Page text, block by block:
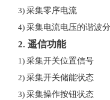
3) 采集零序电流
4) 采集电流电压的谐波
2. 遥信功能
1) 采集开关位置信号
2) 采集开关储能状态
3) 采集操作按钮状态